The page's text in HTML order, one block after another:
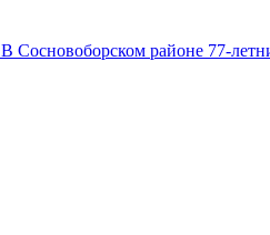
В Сосновоборском районе 77-